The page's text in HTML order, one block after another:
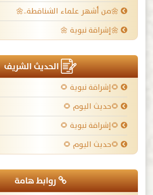
🌼من أشهر علماء الشناقطة..🌼
🌼إشراقة نبوية 🌼
الحديث الشريف
🌻إشراقة نبوية 🌻
🌻حديث اليوم 🌻
🌻إشراقة نبوية 🌻
🌻حديث اليوم 🌻
روابط هامة